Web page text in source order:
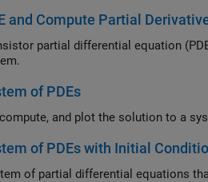
and Compute Partial
partial differential equation
of PDEs
and plot the solution to a
of PDEs with Initial
of partial differential equations